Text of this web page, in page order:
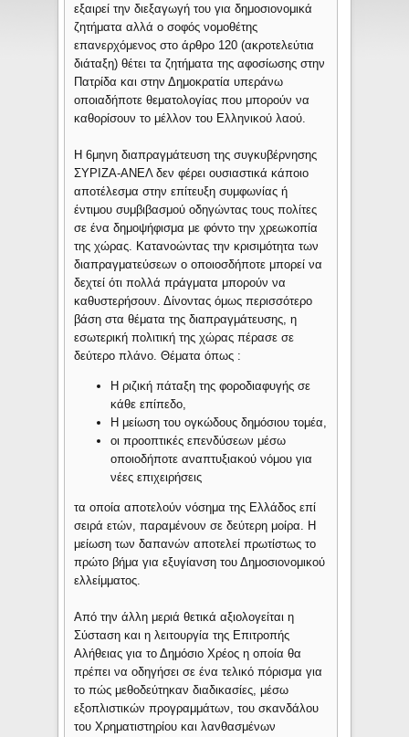
εξαιρεί την διεξαγωγή του για δημοσιονομικά
ζητήματα αλλά ο σοφός νομοθέτης
επανερχόμενος στο άρθρο 120 (ακροτελεύτια
διάταξη) θέτει τα ζητήματα της αφοσίωσης στην
Πατρίδα και στην Δημοκρατία υπεράνω
οποιαδήποτε θεματολογίας που μπορούν να
καθορίσουν το μέλλον του Ελληνικού λαού.
Η 6μηνη διαπραγμάτευση της συγκυβέρνησης
ΣΥΡΙΖΑ-ΑΝΕΛ δεν φέρει ουσιαστικά κάποιο
αποτέλεσμα στην επίτευξη συμφωνίας ή
έντιμου συμβιβασμού οδηγώντας τους πολίτες
σε ένα δημοψήφισμα με φόντο την χρεωκοπία
της χώρας. Κατανοώντας την κρισιμότητα των
διαπραγματεύσεων ο οποιοσδήποτε μπορεί να
δεχτεί ότι πολλά πράγματα μπορούν να
καθυστερήσουν. Δίνοντας όμως περισσότερο
βάση στα θέματα της διαπραγμάτευσης, η
εσωτερική πολιτική της χώρας πέρασε σε
δεύτερο πλάνο. Θέματα όπως :
H ριζική πάταξη της φοροδιαφυγής σε
κάθε επίπεδο,
H μείωση του ογκώδους δημόσιου τομέα,
οι προοπτικές επενδύσεων μέσω
οποιοδήποτε αναπτυξιακού νόμου για
νέες επιχειρήσεις
τα οποία αποτελούν νόσημα της Ελλάδος επί
σειρά ετών, παραμένουν σε δεύτερη μοίρα. Η
μείωση των δαπανών αποτελεί πρωτίστως το
πρώτο βήμα για εξυγίανση του Δημοσιονομικού
ελλείμματος.
Από την άλλη μεριά θετικά αξιολογείται η
Σύσταση και η λειτουργία της Επιτροπής
Αλήθειας για το Δημόσιο Χρέος η οποία θα
πρέπει να οδηγήσει σε ένα τελικό πόρισμα για
το πώς μεθοδεύτηκαν διαδικασίες, μέσω
εξοπλιστικών προγραμμάτων, του σκανδάλου
του Χρηματιστηρίου και λανθασμένων